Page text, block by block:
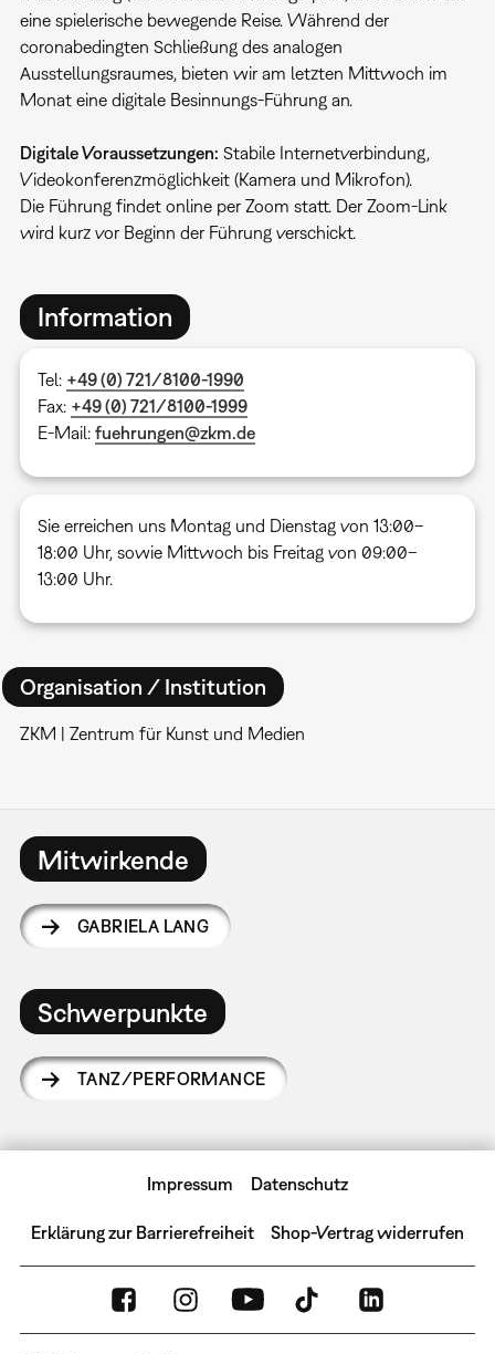
eine spielerische bewegende Reise. Während der
coronabedingten Schließung des analogen
Ausstellungsraumes, bieten wir am letzten Mittwoch im
Monat eine digitale Besinnungs-Führung an.
Digitale Voraussetzungen: Stabile Internetverbindung,
Videokonferenzmöglichkeit (Kamera und Mikrofon).
Die Führung findet online per Zoom statt. Der Zoom-Link
wird kurz vor Beginn der Führung verschickt.
Information
Tel: +49 (0) 721/8100-1990
Fax: +49 (0) 721/8100-1999
E-Mail: fuehrungen@zkm.de
Sie erreichen uns Montag und Dienstag von 13:00–
18:00 Uhr, sowie Mittwoch bis Freitag von 09:00–
13:00 Uhr.
Organisation / Institution
ZKM | Zentrum für Kunst und Medien
Mitwirkende
GABRIELA LANG
Schwerpunkte
TANZ/PERFORMANCE
Impressum Datenschutz
Erklärung zur Barrierefreiheit Shop-Vertrag widerrufen